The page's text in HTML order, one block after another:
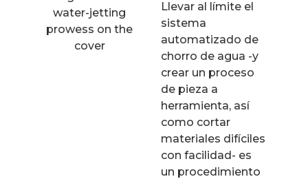
Llevar al límite el
sistema
automatizado de
chorro de agua -y
crear un proceso
de pieza a
herramienta, así
como cortar
materiales difíciles
con facilidad- es
un procedimiento